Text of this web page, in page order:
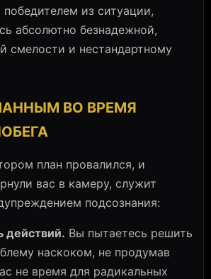
из ситуации,
абсолютно безнадежной,
смелости и нестандартному
ВО ВРЕМЯ
план провалился, и
вас в камеру, служит
подсознания:
действий. Вы пытаетесь решить
наскоком, не продумав
не время для радикальных